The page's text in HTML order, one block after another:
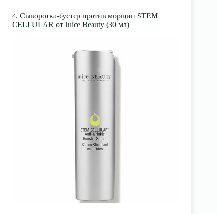
4. Сыворотка-бустер против морщин STEM
CELLULAR от Juice Beauty (30 мл)